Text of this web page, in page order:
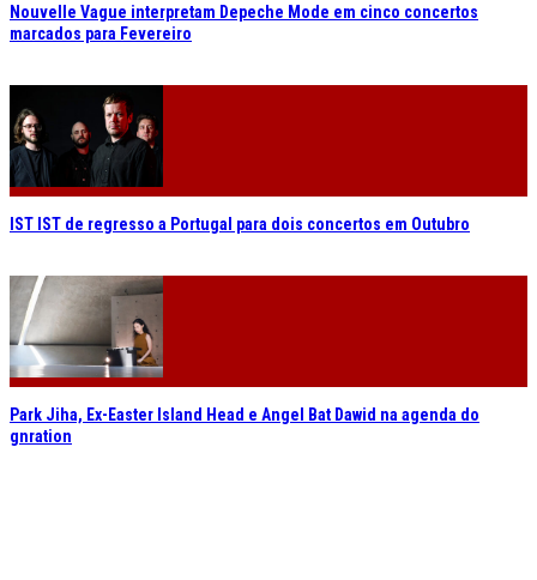
Nouvelle Vague interpretam Depeche Mode em cinco concertos
marcados para Fevereiro
IST IST de regresso a Portugal para dois concertos em Outubro
Park Jiha, Ex-Easter Island Head e Angel Bat Dawid na agenda do
gnration